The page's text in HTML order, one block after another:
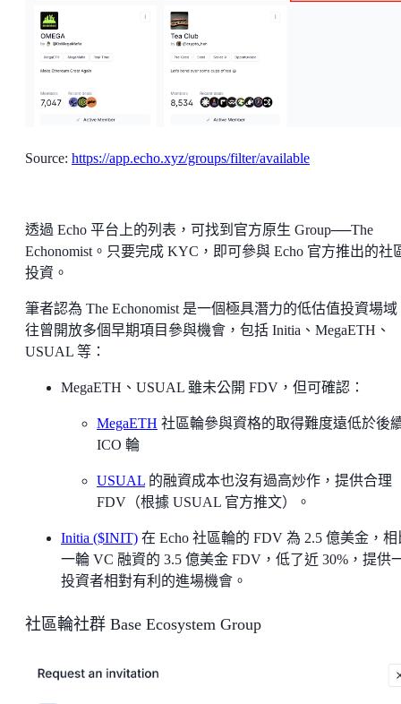
Source: https://app.echo.xyz/groups/filter/available
透過 Echo 平台上的列表，可找到官方原生 Group──The
Echonomist。只要完成 KYC，即可參與 Echo 官方推出的社
投資。
筆者認為 The Echonomist 是一個極具潛力的低估值投資場
往曾開放多個早期項目參與機會，包括 Initia、MegaETH、
USUAL 等：
MegaETH、USUAL 雖未公開 FDV，但可確認：
MegaETH 社區輪參與資格的取得難度遠低於後
ICO 輪
USUAL 的融資成本也沒有過高炒作，提供合理
FDV（根據 USUAL 官方推文）。
Initia ($INIT) 在 Echo 社區輪的 FDV 為 2.5 億美金，相
一輪 VC 融資的 3.5 億美金 FDV，低了近 30%，提供
投資者相對有利的進場機會。
社區輪社群 Base Ecosystem Group